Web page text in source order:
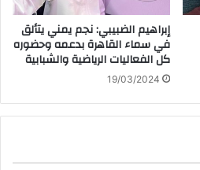
إبراهيم الضبيبي: نجم يمني يتألق
في سماء القاهرة بدعمه وحضوره
كل الفعاليات الرياضية والشبابية
19/03/2024